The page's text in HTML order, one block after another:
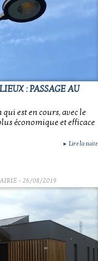
: PASSAGE AU
est en cours, avec le
économique et efficace
► Lire la suite
- 26/08/2019